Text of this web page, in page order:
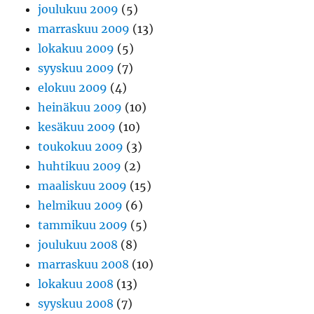
joulukuu 2009 (5)
marraskuu 2009 (13)
lokakuu 2009 (5)
syyskuu 2009 (7)
elokuu 2009 (4)
heinäkuu 2009 (10)
kesäkuu 2009 (10)
toukokuu 2009 (3)
huhtikuu 2009 (2)
maaliskuu 2009 (15)
helmikuu 2009 (6)
tammikuu 2009 (5)
joulukuu 2008 (8)
marraskuu 2008 (10)
lokakuu 2008 (13)
syyskuu 2008 (7)